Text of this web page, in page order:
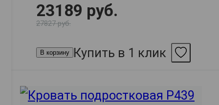
23189 руб.
27827 руб.
В корзину Купить в 1 клик